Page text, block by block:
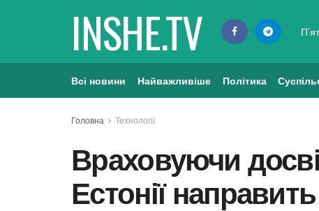
INSHE.TV
Всі новини Найважливіше Політика
Головна Технології
Враховуючи
Естонії